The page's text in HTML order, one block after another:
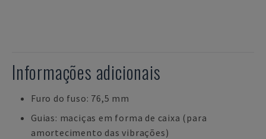
Informações adicionais
Furo do fuso: 76,5 mm
Guias: maciças em forma de caixa (para
amortecimento das vibrações)